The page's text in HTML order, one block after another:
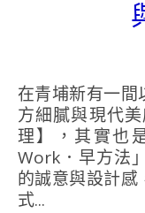
在青埔新有一間以「新中式定食」為主，融合東
方細膩與現代
理】，其實也
Work．早方法
的誠意與設計感
式...